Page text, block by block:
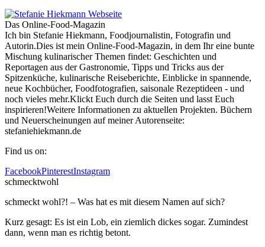
Das Online-Food-Magazin
Ich bin Stefanie Hiekmann, Foodjournalistin, Fotografin und
Autorin.Dies ist mein Online-Food-Magazin, in dem Ihr eine bunte
Mischung kulinarischer Themen findet: Geschichten und
Reportagen aus der Gastronomie, Tipps und Tricks aus der
Spitzenküche, kulinarische Reiseberichte, Einblicke in spannende,
neue Kochbücher, Foodfotografien, saisonale Rezeptideen - und
noch vieles mehr.Klickt Euch durch die Seiten und lasst Euch
inspirieren!Weitere Informationen zu aktuellen Projekten. Büchern
und Neuerscheinungen auf meiner Autorenseite:
stefaniehiekmann.de
Find us on:
FacebookPinterestInstagram
schmecktwohl
schmeckt wohl?! – Was hat es mit diesem Namen auf sich?
Kurz gesagt: Es ist ein Lob, ein ziemlich dickes sogar. Zumindest
dann, wenn man es richtig betont.